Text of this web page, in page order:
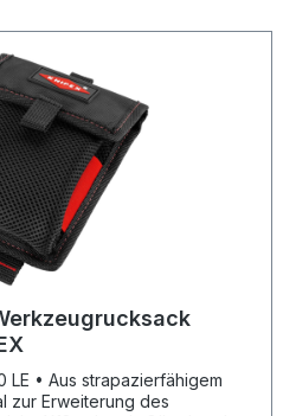
zur Erweiterung des